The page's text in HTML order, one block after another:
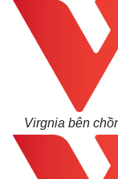
Virgnia bên